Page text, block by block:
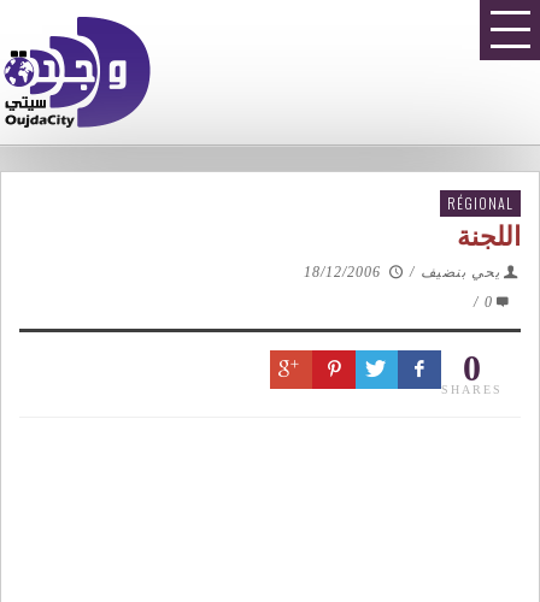
RÉGIONAL
اللجنة
يحي بنضيف /
18/12/2006
0
/
0
SHARES